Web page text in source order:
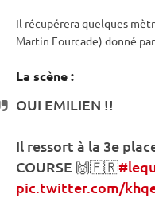
Il récupérera quelques
Martin Fourcade) donné
La scène :
OUI EMILIEN !!
Il ressort à la 3e
COURSE 🙌🇫🇷
pic.twitter.com/